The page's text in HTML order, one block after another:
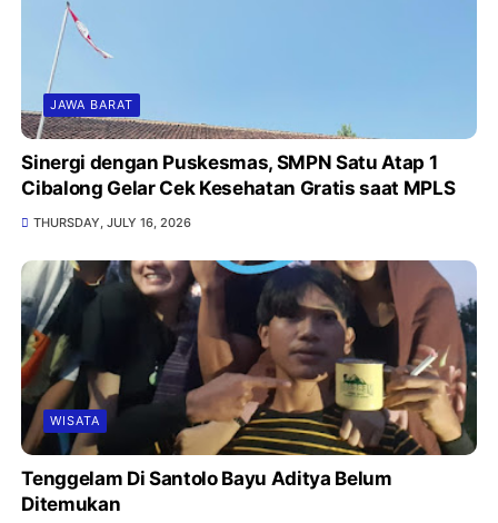
JAWA BARAT
Sinergi dengan Puskesmas, SMPN Satu Atap 1
Cibalong Gelar Cek Kesehatan Gratis saat MPLS
THURSDAY, JULY 16, 2026
WISATA
Tenggelam Di Santolo Bayu Aditya Belum
Ditemukan